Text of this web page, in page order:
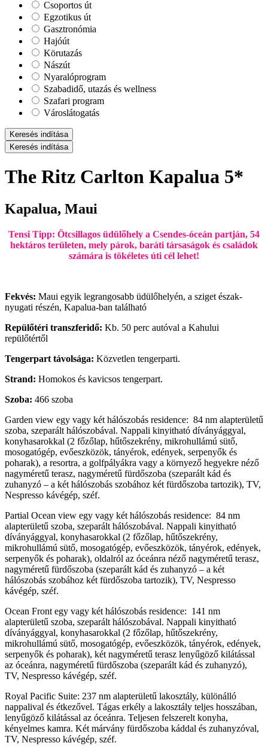
Csoportos út
Egzotikus út
Gasztronómia
Hajóút
Körutazás
Nászút
Nyaralóprogram
Szabadidő, utazás és wellness
Szafari program
Városlátogatás
Keresés indítása
Keresés indítása
The Ritz Carlton Kapalua 5*
Kapalua, Maui
Tensi Tipp: Ötcsillagos üdülőhely a Csendes-óceán partján, 54
hektáros területen, mely párok, baráti társaságok és családok
számára is tökéletes úti cél lehet!
Fekvés: Maui egyik legrangosabb üdülőhelyén, a sziget észak-
nyugati részén, Kapalua-ban található
Repülőtéri transzferidő: Kb. 50 perc autóval a Kahului
repülőtértől
Tengerpart távolsága: Közvetlen tengerparti.
Strand: Homokos és kavicsos tengerpart.
Szoba: 466 szoba
Garden view egy vagy két hálószobás residence: 84 nm alapterületű
szoba, szeparált hálószobával. Nappali kinyitható díványággyal,
konyhasarokkal (2 főzőlap, hűtőszekrény, mikrohullámú sütő,
mosogatógép, evőeszközök, tányérok, edények, serpenyők és
poharak), a resortra, a golfpályákra vagy a környező hegyekre néző
nagyméretű terasz, nagyméretű fürdőszoba (szeparált kád és
zuhanyzó – a két hálószobás szobához két fürdőszoba tartozik), TV,
Nespresso kávégép, széf.
Partial Ocean view egy vagy két hálószobás residence: 84 nm
alapterületű szoba, szeparált hálószobával. Nappali kinyitható
díványággyal, konyhasarokkal (2 főzőlap, hűtőszekrény,
mikrohullámú sütő, mosogatógép, evőeszközök, tányérok, edények,
serpenyők és poharak), oldalról az óceánra néző nagyméretű terasz,
nagyméretű fürdőszoba (szeparált kád és zuhanyzó – a két
hálószobás szobához két fürdőszoba tartozik), TV, Nespresso
kávégép, széf.
Ocean Front egy vagy két hálószobás residence: 141 nm
alapterületű szoba, szeparált hálószobával. Nappali kinyitható
díványággyal, konyhasarokkal (2 főzőlap, hűtőszekrény,
mikrohullámú sütő, mosogatógép, evőeszközök, tányérok, edények,
serpenyők és poharak), két nagyméretű terasz lenyűgöző kilátással
az óceánra, nagyméretű fürdőszoba (szeparált kád és zuhanyzó),
TV, Nespresso kávégép, széf.
Royal Pacific Suite: 237 nm alapterületű lakosztály, különálló
nappalival és étkezővel. Tágas erkély a lakosztály teljes hosszában,
lenyűgöző kilátással az óceánra. Teljesen felszerelt konyha,
kényelmes kamra. Két márvány fürdőszoba káddal és zuhanyzóval,
TV, Nespresso kávégép, széf.